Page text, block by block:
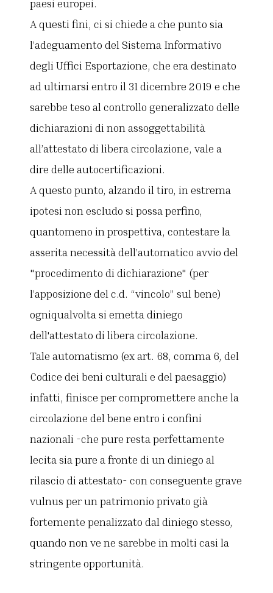
paesi europei.
A questi fini, ci si chiede a che punto sia
l’adeguamento del Sistema Informativo
degli Uffici Esportazione, che era destinato
ad ultimarsi entro il 31 dicembre 2019 e che
sarebbe teso al controllo generalizzato delle
dichiarazioni di non assoggettabilità
all’attestato di libera circolazione, vale a
dire delle autocertificazioni.
A questo punto, alzando il tiro, in estrema
ipotesi non escludo si possa perfino,
quantomeno in prospettiva, contestare la
asserita necessità dell’automatico avvio del
"procedimento di dichiarazione" (per
l’apposizione del c.d. “vincolo” sul bene)
ogniqualvolta si emetta diniego
dell'attestato di libera circolazione.
Tale automatismo (ex art. 68, comma 6, del
Codice dei beni culturali e del paesaggio)
infatti, finisce per compromettere anche la
circolazione del bene entro i confini
nazionali -che pure resta perfettamente
lecita sia pure a fronte di un diniego al
rilascio di attestato- con conseguente grave
vulnus per un patrimonio privato già
fortemente penalizzato dal diniego stesso,
quando non ve ne sarebbe in molti casi la
stringente opportunità.